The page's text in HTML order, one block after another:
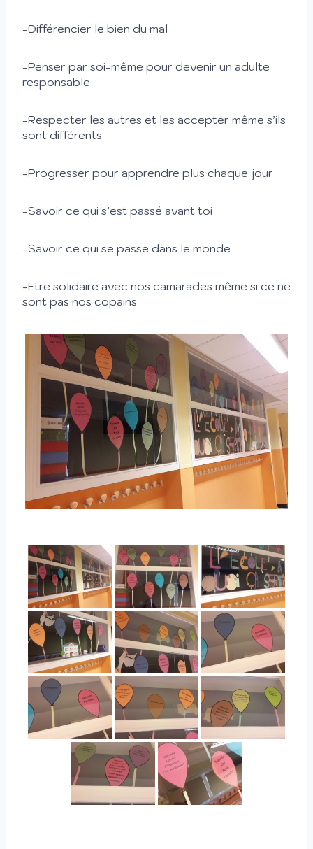
-Différencier le bien du mal
-Penser par soi-même pour devenir un adulte
responsable
-Respecter les autres et les accepter même s’ils
sont différents
-Progresser pour apprendre plus chaque jour
-Savoir ce qui s’est passé avant toi
-Savoir ce qui se passe dans le monde
-Etre solidaire avec nos camarades même si ce ne
sont pas nos copains